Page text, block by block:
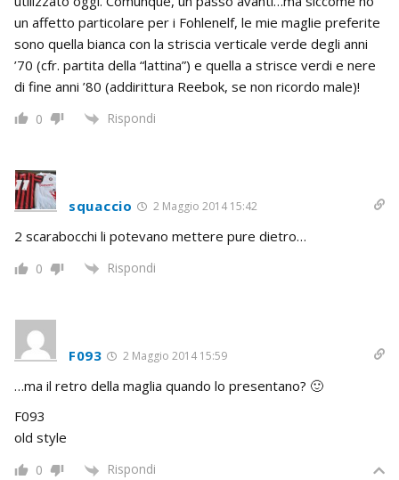
un affetto particolare per i Fohlenelf, le mie maglie preferite
sono quella bianca con la striscia verticale verde degli anni
’70 (cfr. partita della “lattina”) e quella a strisce verdi e nere
di fine anni ’80 (addirittura Reebok, se non ricordo male)!
0 Rispondi
squaccio 2 Maggio 2014 15:42
2 scarabocchi li potevano mettere pure dietro…
0 Rispondi
F093 2 Maggio 2014 15:59
…ma il retro della maglia quando lo presentano? 🙂
F093
old style
0 Rispondi